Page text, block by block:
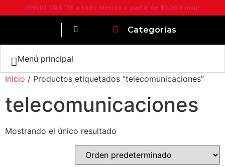
¡ENVÍO GRATIS a todo México a partir de $1,000 mxn!
Categorías
Menú principal
Inicio / Productos etiquetados “telecomunicaciones”
telecomunicaciones
Mostrando el único resultado